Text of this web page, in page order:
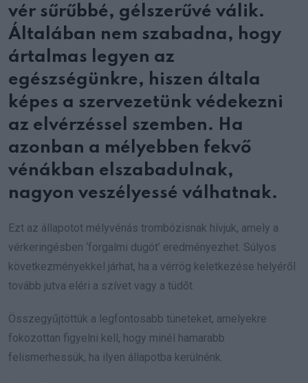
vér sűrűbbé, gélszerűvé válik.
Általában nem szabadna, hogy
ártalmas legyen az
egészségünkre, hiszen általa
képes a szervezetünk védekezni
az elvérzéssel szemben. Ha
azonban a mélyebben fekvő
vénákban elszabadulnak,
nagyon veszélyessé válhatnak.
Ezt az állapotot mélyvénás trombózisnak hívjuk, amely a
vérkeringésben ‘forgalmi dugót’ eredményezhet. Súlyos
következményekkel járhat, ha a vérrög keletkezése helyéről
tovább jutva eléri a szívet vagy a tüdőt.
Összegyűjtöttük a legfontosabb tüneteket, amelyekre
fokozottan figyelni kell, hogy minél hamarabb
felismerhessük, ha ilyen állapotba kerülnénk.